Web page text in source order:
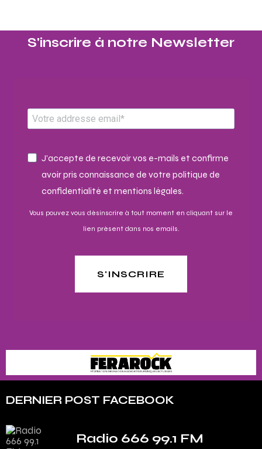
S'inscrire à notre Newsletter​
J'accepte de recevoir vos e-mails et confirme
avoir pris connaissance de votre politique de
confidentialité et mentions légales.
Vous pouvez vous désinscrire à tout moment en cliquant sur le
lien présent dans nos emails.
S'INSCRIRE
DERNIER POST FACEBOOK
Radio 666 99.1 FM